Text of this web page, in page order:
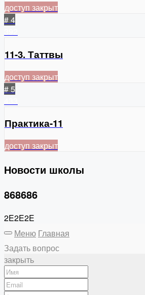
доступ закрыт
# 4
11-3. Таттвы
доступ закрыт
# 5
Практика-11
доступ закрыт
Новости школы
868686
2E2E2E
Меню Главная
Задать вопрос
закрыть